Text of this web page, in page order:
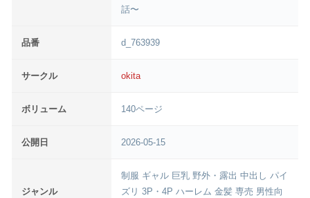
話〜
品番 d_763939
サークル okita
ボリューム 140ページ
公開日 2026-05-15
ジャンル
制服 ギャル 巨乳 野外・露出 中出し パイ
ズリ 3P・4P ハーレム 金髪 専売 男性向